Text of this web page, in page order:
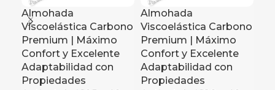
Almohada
Viscoelástica Carbono
Premium | Máximo
Confort y Excelente
Adaptabilidad con
Propiedades
Almohada
Viscoelástica Carbono
Premium | Máximo
Confort y Excelente
Adaptabilidad con
Propiedades